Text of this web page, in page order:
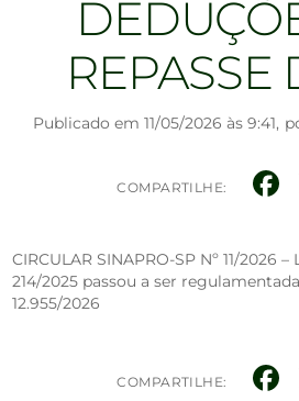
REPASSE
Publicado em 11/05/2026 às 9:41,
COMPARTILHE:
CIRCULAR SINAPRO-SP Nº 11/2026
214/2025 passou a ser
12.955/2026
COMPARTILHE: